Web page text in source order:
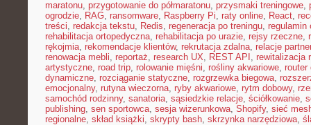
maratonu, przygotowanie do półmaratonu, przysmaki treningowe,
ogrodzie, RAG, ransomware, Raspberry Pi, raty online, React,
treści, redakcja tekstu, Redis, regeneracja po treningu, regulamin
rehabilitacja ortopedyczna, rehabilitacja po urazie, rejsy rzeczne,
rękojmia, rekomendacje klientów, rekrutacja zdalna, relacje
renowacja mebli, reportaż, research UX, REST API , rewitalizacja
artystyczne, road trip, rolowanie mięśni, rośliny akwariowe, router
dynamiczne, rozciąganie statyczne, rozgrzewka biegowa,
emocjonalny, rutyna wieczorna, ryby akwariowe, rytm dobowy,
samochód rodzinny, sanatoria, sąsiedzkie relacje, ściółkowanie,
publishing, sen sportowca, sesja wizerunkowa, Shopify, sieć
regionalne, skład książki, skrypty bash, skrzynka narzędziowa,